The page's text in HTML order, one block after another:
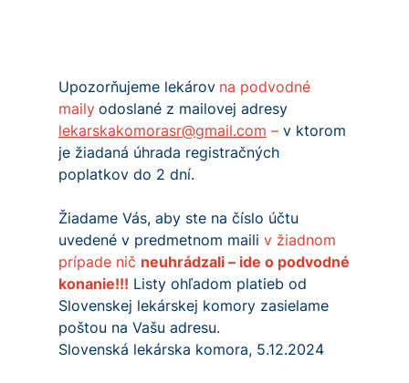
Upozorňujeme lekárov na podvodné
maily odoslané z mailovej adresy
lekarskakomorasr@gmail.com – v ktorom
je žiadaná úhrada registračných
poplatkov do 2 dní.
Žiadame Vás, aby ste na číslo účtu
uvedené v predmetnom maili v žiadnom
prípade nič neuhrádzali – ide o podvodné
konanie!!! Listy ohľadom platieb od
Slovenskej lekárskej komory zasielame
poštou na Vašu adresu.
Slovenská lekárska komora, 5.12.2024